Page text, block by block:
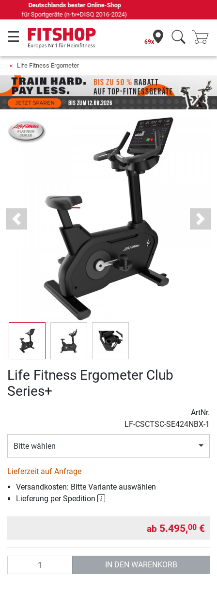
Seit 42 Jahren Ihr Experte für Heimfitness
69x
Life Fitness Ergometer
Previous Next
Life Fitness Ergometer Club
Series+
ArtNr.
LF-CSCTSC-SE424NBX-1
Bitte wählen
Lieferzeit auf Anfrage
Versandkosten: Bitte Variante auswählen
Lieferung per Spedition
ab 5.495,00 €
IN DEN WARENKORB